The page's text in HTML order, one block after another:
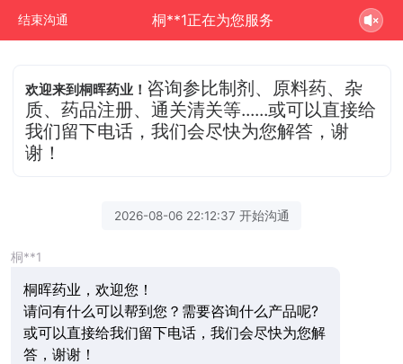
结束沟通 桐**1正在为您服务
欢迎来到桐晖药业！ 咨询参比制剂、原料药、杂
质、药品注册、通关清关等......或可以直接给
我们留下电话，我们会尽快为您解答，谢
谢！
2026-08-06 22:12:37 开始沟通
桐**1
桐晖药业，欢迎您！
请问有什么可以帮到您？需要咨询什么产品呢?
或可以直接给我们留下电话，我们会尽快为您解
答，谢谢！